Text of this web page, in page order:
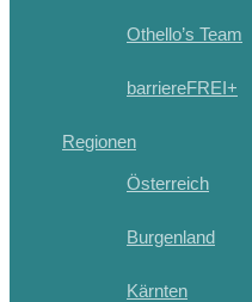
Othello’s Team
barriereFREI+
Regionen
Österreich
Burgenland
Kärnten